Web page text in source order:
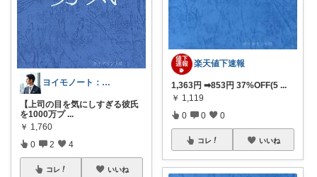
ヨイモノート：彼氏・旦那を高年収に育てる
【上司の目を気にしすぎる彼氏
を1000万プ ...
￥ 1,760
0 2 4
コレ いいね
楽天値下速報
1,363円 ➡853円 37%OFF(5 ...
￥ 1,119
0 0 0
コレ いいね